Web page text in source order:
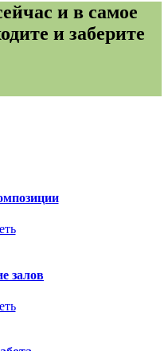
и в самое
и заберите
залов